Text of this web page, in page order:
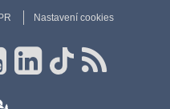
Nastavení cookies